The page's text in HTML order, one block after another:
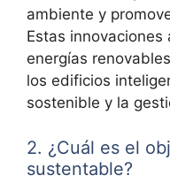
ambiente y
Estas innovaciones
energías
los edificios
sostenible y la
2. ¿Cuál es el
sustentable?